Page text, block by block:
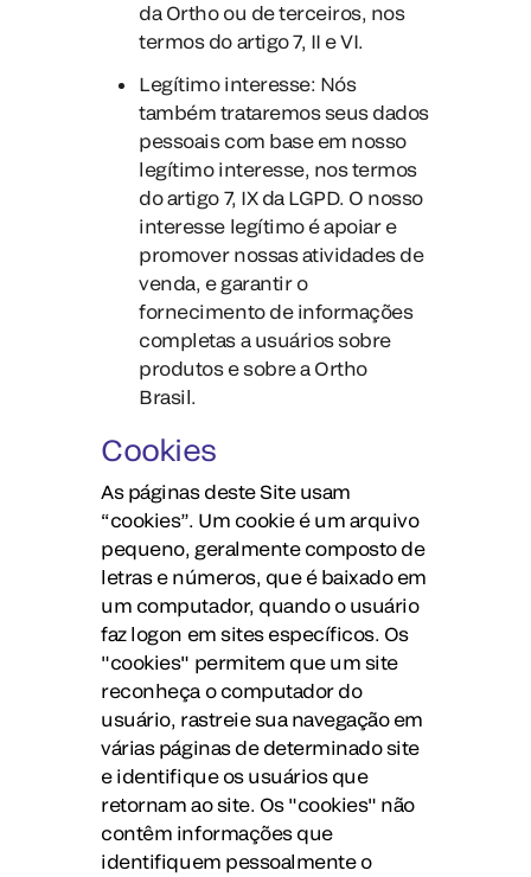
da Ortho ou de terceiros, nos
termos do artigo 7, II e VI.
Legítimo interesse: Nós
também trataremos seus dados
pessoais com base em nosso
legítimo interesse, nos termos
do artigo 7, IX da LGPD. O nosso
interesse legítimo é apoiar e
promover nossas atividades de
venda, e garantir o
fornecimento de informações
completas a usuários sobre
produtos e sobre a Ortho
Brasil.
Cookies
As páginas deste Site usam
“cookies”. Um cookie é um arquivo
pequeno, geralmente composto de
letras e números, que é baixado em
um computador, quando o usuário
faz logon em sites específicos. Os
"cookies" permitem que um site
reconheça o computador do
usuário, rastreie sua navegação em
várias páginas de determinado site
e identifique os usuários que
retornam ao site. Os "cookies" não
contêm informações que
identifiquem pessoalmente o